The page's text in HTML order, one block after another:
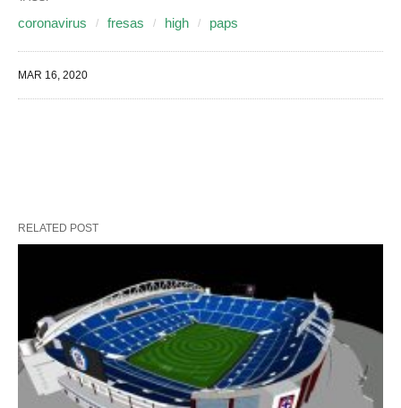
coronavirus fresas high paps
MAR 16, 2020
RELATED POST